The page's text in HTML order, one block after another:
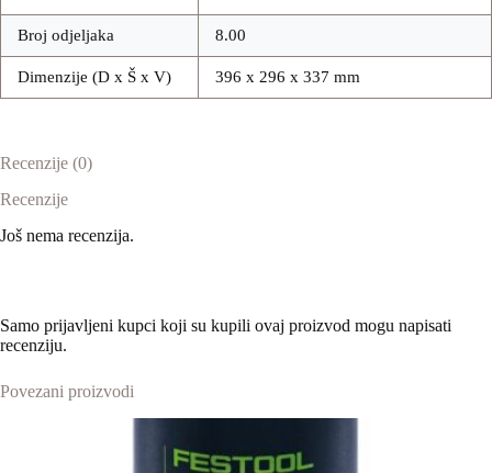
Broj odjeljaka 8.00
Dimenzije (D x Š x V) 396 x 296 x 337 mm
Recenzije (0)
Recenzije
Još nema recenzija.
Samo prijavljeni kupci koji su kupili ovaj proizvod mogu napisati
recenziju.
Povezani proizvodi